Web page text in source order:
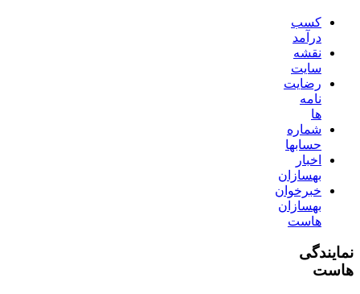
کسب
درآمد
نقشه
سایت
رضایت
نامه
ها
شماره
حسابها
اخبار
بهسازان
خبرخوان
بهسازان
هاست
نمایندگی
هاست